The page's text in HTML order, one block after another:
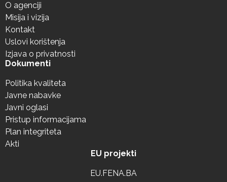
O agenciji
Misija i vizija
Kontakt
Uslovi korištenja
Izjava o privatnosti
Dokumenti
Politika kvaliteta
Javne nabavke
Javni oglasi
Pristup informacijama
Plan integriteta
Akti
EU projekti
EU.FENA.BA